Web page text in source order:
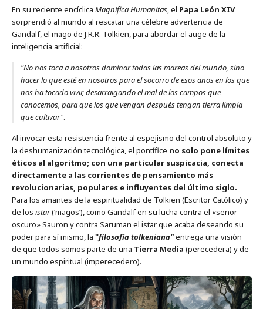
En su reciente encíclica Magnifica Humanitas, el Papa León XIV
sorprendió al mundo al rescatar una célebre advertencia de
Gandalf, el mago de J.R.R. Tolkien, para abordar el auge de la
inteligencia artificial:
"No nos toca a nosotros dominar todas las mareas del mundo, sino
hacer lo que esté en nosotros para el socorro de esos años en los que
nos ha tocado vivir, desarraigando el mal de los campos que
conocemos, para que los que vengan después tengan tierra limpia
que cultivar".
Al invocar esta resistencia frente al espejismo del control absoluto y
la deshumanización tecnológica, el pontífice no solo pone límites
éticos al algoritmo; con una particular suspicacia, conecta
directamente a las corrientes de pensamiento más
revolucionarias, populares e influyentes del último siglo.
Para los amantes de la espiritualidad de Tolkien (Escritor Católico) y
de los istar(‘magos’), como Gandalf en su lucha contra el «señor
oscuro» Sauron y contra Saruman el istar que acaba deseando su
poder para sí mismo, la "filosofía tolkeniana"entrega una visión
de que todos somos parte de una Tierra Media (perecedera) y de
un mundo espiritual (imperecedero).